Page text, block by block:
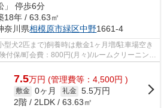
」 停歩6分
18年 / 63.63㎡
奈川県相模原市緑区中野1661-4
型犬2匹まで)飼養時は敷金1ヶ月増/駐車場空き
付保/町会費：800円(月々)/ルームクリーニング
預...
7.5万円 (管理費等：4,500円 )
敷金 0ヶ月 礼金 5.5万円
2階 / 2LDK / 63.63㎡